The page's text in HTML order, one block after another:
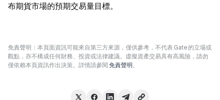
布期貨市場的預期交易量目標。
免責聲明：本頁面資訊可能來自第三方來源，僅供參考，不代表 Gate 的立場或
觀點，亦不構成任何財務、投資或法律建議。虛擬資產交易具有高風險，請勿
僅依賴本頁資訊作出決策。詳情請參閱免責聲明 。